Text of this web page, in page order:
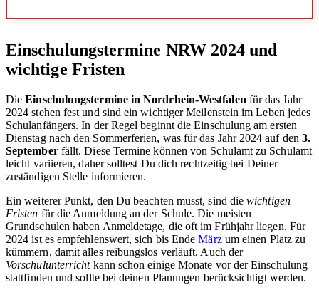
Einschulungstermine NRW 2024 und
wichtige Fristen
DieEinschulungstermine in Nordrhein-Westfalen für das Jahr
2024 stehen fest und sind ein wichtiger Meilenstein im Leben jedes
Schulanfängers. In der Regel beginnt die Einschulung am ersten
Dienstag nach den Sommerferien, was für das Jahr 2024 auf den 3.
Septemberfällt. Diese Termine können von Schulamt zu Schulamt
leicht variieren, daher solltest Du dich rechtzeitig bei Deiner
zuständigen Stelle informieren.
Ein weiterer Punkt, den Du beachten musst, sind diewichtigen
Fristen für die Anmeldung an der Schule. Die meisten
Grundschulen haben Anmeldetage, die oft im Frühjahr liegen. Für
2024 ist es empfehlenswert, sich bis EndeMärzum einen Platz zu
kümmern, damit alles reibungslos verläuft. Auch der
Vorschulunterrichtkann schon einige Monate vor der Einschulung
stattfinden und sollte bei deinen Planungen berücksichtigt werden.